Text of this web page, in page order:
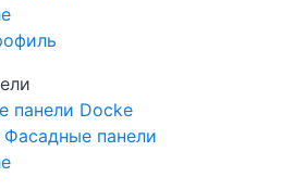
панели Docke
панели